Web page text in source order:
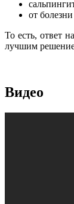
от
То есть, ответ
лучшим
Видео